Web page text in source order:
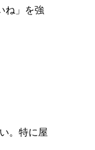
ね」を強
。特に屋